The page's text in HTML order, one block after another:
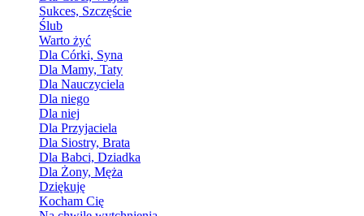
Sukces, Szczęście
Ślub
Warto żyć
Dla Córki, Syna
Dla Mamy, Taty
Dla Nauczyciela
Dla niego
Dla niej
Dla Przyjaciela
Dla Siostry, Brata
Dla Babci, Dziadka
Dla Żony, Męża
Dziękuję
Kocham Cię